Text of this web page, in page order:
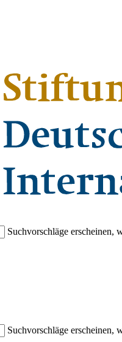
Suchvorschläge erscheinen,
Suchvorschläge erscheinen,